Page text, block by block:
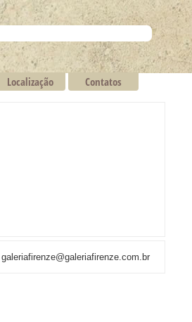
Localização Contatos
galeriafirenze@galeriafirenze.com.br